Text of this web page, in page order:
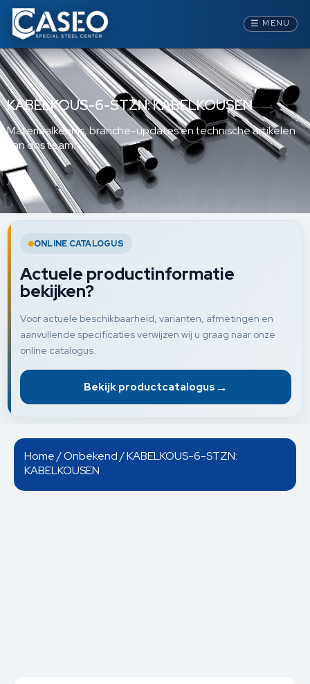
☰ MENU
KABELKOUS-6-STZN: KABELKOUSEN
Materiaalkennis, branche-updates en technische artikelen
van ons team.
ONLINE CATALOGUS
Actuele productinformatie
bekijken?
Voor actuele beschikbaarheid, varianten, afmetingen en
aanvullende specificaties verwijzen wij u graag naar onze
online catalogus.
Bekijk productcatalogus →
Home/Onbekend/ KABELKOUS-6-STZN:
KABELKOUSEN